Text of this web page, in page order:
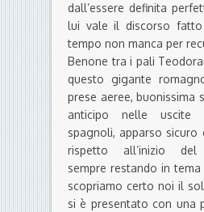
dall’essere definita
lui vale il discorso
tempo non manca per
Benone tra i pali
questo gigante
prese aeree, buonissima
anticipo nelle uscite
spagnoli, apparso sicuro
rispetto all’inizio del
sempre restando in
scopriamo certo noi il
si è presentato con una